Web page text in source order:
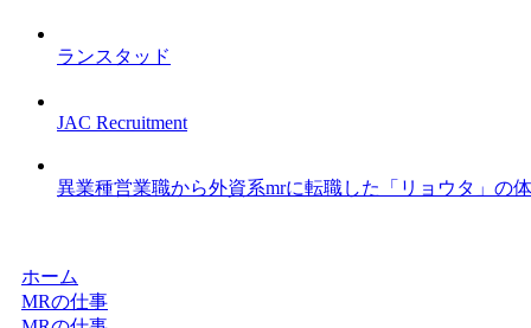
ランスタッド
JAC Recruitment
異業種営業職から外資系mrに転職した「リョウタ」の
ホーム
MRの仕事